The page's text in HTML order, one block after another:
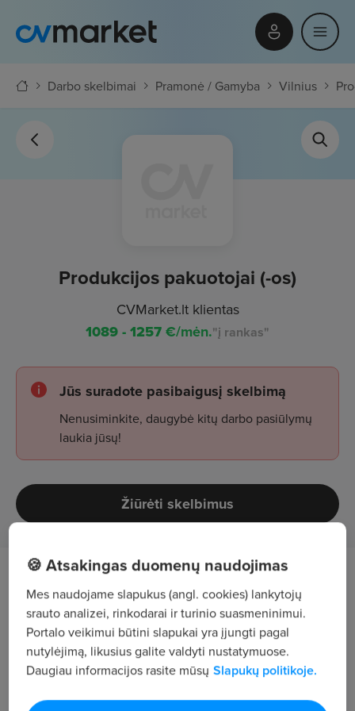
Darbo skelbimai Pramonė / Gamyba Vilnius
Produkcijos pakuotojai (-os)
CVMarket.lt klientas
1089 - 1257€/mėn."į rankas"
Jūs suradote pasibaigusį skelbimą
Nenusiminkite, daugybė kitų darbo pasiūlymų
laukia jūsų!
Žiūrėti skelbimus
Tavęs laukia
Pagamintos produkcijos pakavimas pagal
užsakymų lapus:
apsukimas minkštu plastiku;
kampų tvrtinimas kartonu;
🍪 Atsakingas duomenų naudojimas
Mes naudojame slapukus (angl. cookies) lankytojų
srauto analizei, rinkodarai ir turinio suasmeninimui.
Portalo veikimui būtini slapukai yra įjungti pagal
nutylėjimą, likusius galite valdyti nustatymuose.
Daugiau informacijos rasite mūsų Slapukų politikoje.